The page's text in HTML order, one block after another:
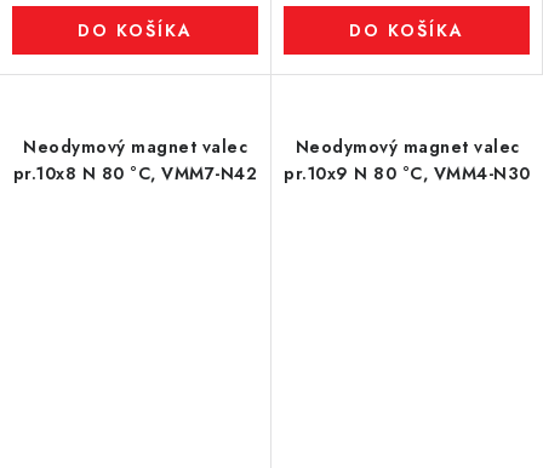
DO KOŠÍKA DO KOŠÍKA
Neodymový magnet valec
pr.10x8 N 80 °C, VMM7-N42
Neodymový magnet valec
pr.10x9 N 80 °C, VMM4-N30